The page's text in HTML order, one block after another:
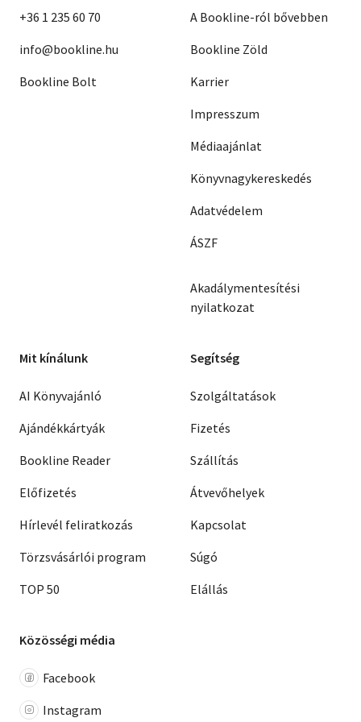
+36 1 235 60 70
info@bookline.hu
Bookline Bolt
A Bookline-ról bővebben
Bookline Zöld
Karrier
Impresszum
Médiaajánlat
Könyvnagykereskedés
Adatvédelem
ÁSZF
Akadálymentesítési
nyilatkozat
Mit kínálunk
AI Könyvajánló
Ajándékkártyák
Bookline Reader
Előfizetés
Hírlevél feliratkozás
Törzsvásárlói program
TOP 50
Segítség
Szolgáltatások
Fizetés
Szállítás
Átvevőhelyek
Kapcsolat
Súgó
Elállás
Közösségi média
Facebook
Instagram